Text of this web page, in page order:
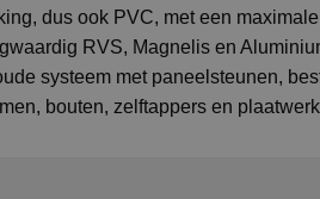
dus ook PVC, met een
RVS, Magnelis en
systeem met paneelsteunen,
bouten, zelftappers en